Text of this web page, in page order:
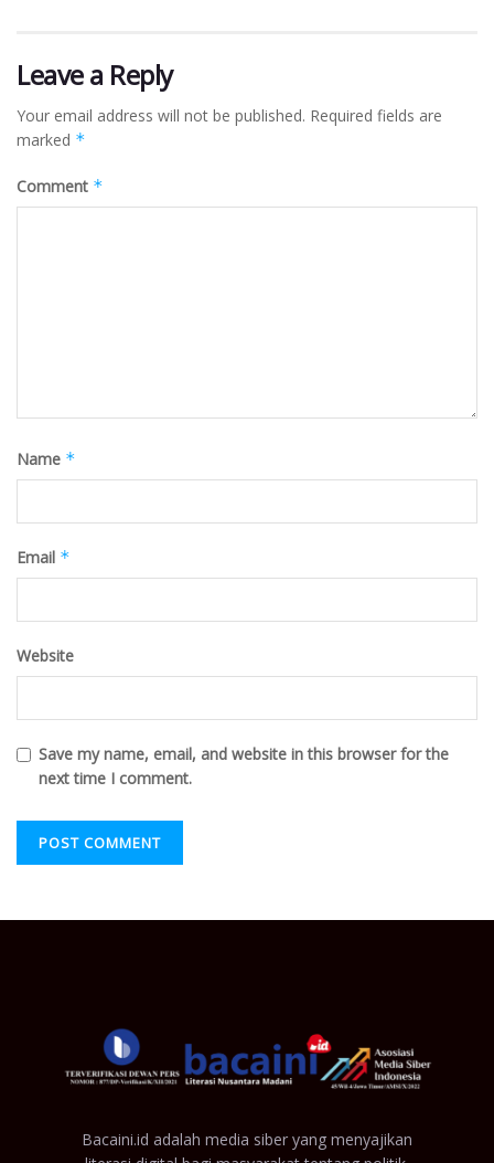
Leave a Reply
Your email address will not be published. Required fields are
marked *
Comment *
Name *
Email *
Website
Save my name, email, and website in this browser for the
next time I comment.
Bacaini.id adalah media siber yang menyajikan